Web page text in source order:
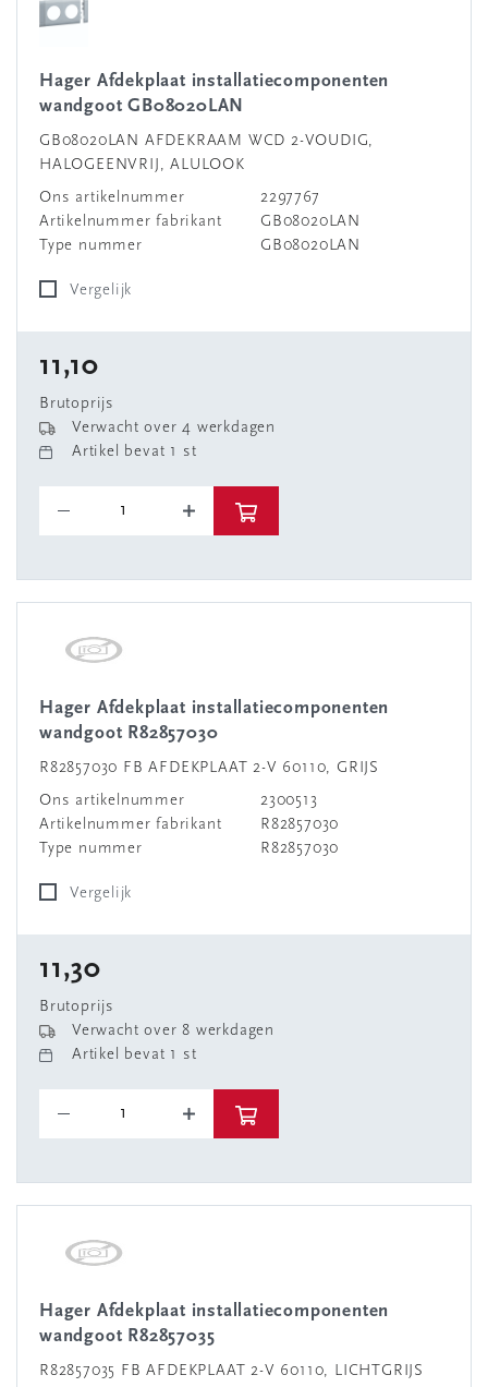
Hager Afdekplaat installatiecomponenten
wandgoot GB08020LAN
GB08020LAN AFDEKRAAM WCD 2-VOUDIG,
HALOGEENVRIJ, ALULOOK
Ons artikelnummer
2297767
Artikelnummer fabrikant
GB08020LAN
Type nummer
GB08020LAN
Vergelijk
11,10
Brutoprijs
Verwacht over 4 werkdagen
Artikel bevat 1 st
Hager Afdekplaat installatiecomponenten
wandgoot R82857030
R82857030 FB AFDEKPLAAT 2-V 60110, GRIJS
Ons artikelnummer
2300513
Artikelnummer fabrikant
R82857030
Type nummer
R82857030
Vergelijk
11,30
Brutoprijs
Verwacht over 8 werkdagen
Artikel bevat 1 st
Hager Afdekplaat installatiecomponenten
wandgoot R82857035
R82857035 FB AFDEKPLAAT 2-V 60110, LICHTGRIJS